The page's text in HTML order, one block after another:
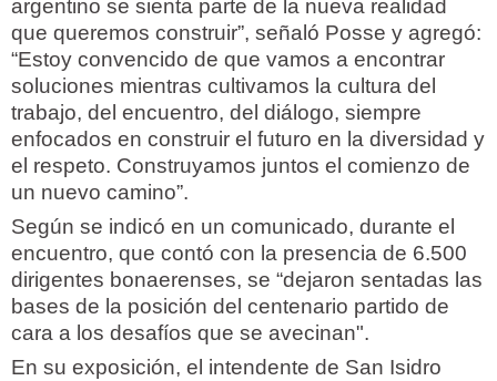
argentino se sienta parte de la nueva realidad
que queremos construir”, señaló Posse y agregó:
“Estoy convencido de que vamos a encontrar
soluciones mientras cultivamos la cultura del
trabajo, del encuentro, del diálogo, siempre
enfocados en construir el futuro en la diversidad y
el respeto. Construyamos juntos el comienzo de
un nuevo camino”.
Según se indicó en un comunicado, durante el
encuentro, que contó con la presencia de 6.500
dirigentes bonaerenses, se “dejaron sentadas las
bases de la posición del centenario partido de
cara a los desafíos que se avecinan".
En su exposición, el intendente de San Isidro